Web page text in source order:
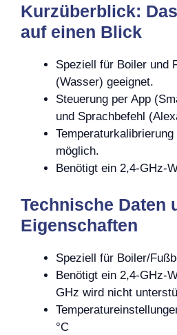
Kurzüberblick:
auf einen Blick
Speziell für Boiler und
(Wasser) geeignet.
Steuerung per App
und Sprachbefehl
möglich.
Benötigt ein 2,4-GHz-
Technische Daten
Eigenschaften
Speziell für Boiler/
Benötigt ein 2,4-GHz-
GHz wird nicht
°C